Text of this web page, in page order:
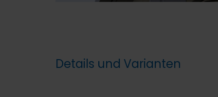
Details und Varianten